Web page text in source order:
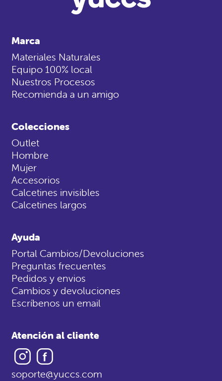
Marca
Materiales Naturales
Equipo 100% local
Nuestros Procesos
Recomienda a un amigo
Colecciones
Outlet
Hombre
Mujer
Accesorios
Calcetines invisibles
Calcetines largos
Ayuda
Portal Cambios/Devoluciones
Preguntas frecuentes
Pedidos y envios
Cambios y devoluciones
Escríbenos un email
Atención al cliente
Instagram
soporte@yuccs.com